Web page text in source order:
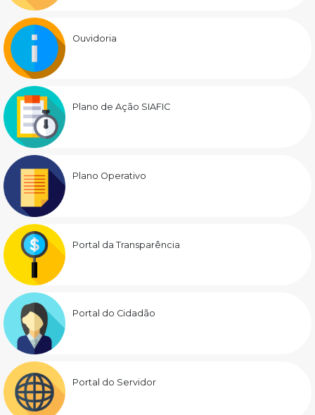
Ouvidoria
Plano de Ação SIAFIC
Plano Operativo
Portal da Transparência
Portal do Cidadão
Portal do Servidor